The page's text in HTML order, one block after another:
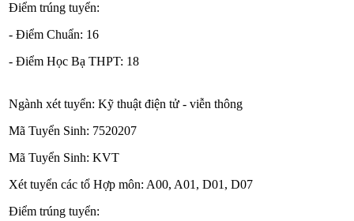
Điểm trúng tuyển:
- Điểm Chuẩn: 16
- Điểm Học Bạ THPT: 18
Ngành xét tuyển: Kỹ thuật điện tử - viễn thông
Mã Tuyển Sinh: 7520207
Mã Tuyển Sinh: KVT
Xét tuyển các tổ Hợp môn: A00, A01, D01, D07
Điểm trúng tuyển: